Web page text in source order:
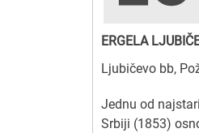
ERGELA
Ljubičevo bb,
Jednu od
Srbiji (1853)